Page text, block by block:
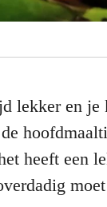
lekker en
heeft een